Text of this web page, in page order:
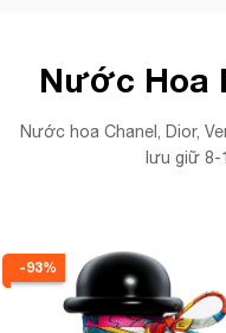
Nước Hoa
Nước hoa Chanel, Dior,
lưu giữ 8-
-93%